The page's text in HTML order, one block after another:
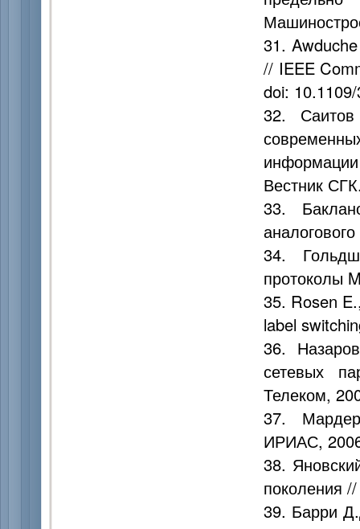
31.
// IEEE
doi:
32.
Вестник
33.
34.
протоколы
35. Rosen
label
36.
сетевых
Телеком,
37.
ИРИАС,
38.
поколения
39. Барри